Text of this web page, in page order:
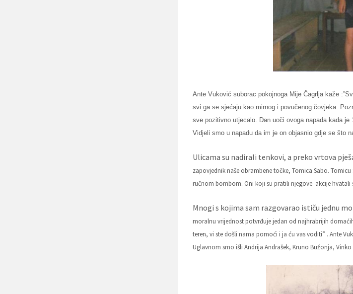
Ante Vuković suborac pokojnoga Mije Čagrlja kaže
svi ga se sjećaju kao mirnog i povučenog čovjeka.
sve pozitivno utjecalo. Dan uoči ovoga napada kada
Vidjeli smo u napadu da im je on objasnio gdje se što
Ulicama su nadirali tenkovi, a preko vrtova
zapovjednik naše obrambene točke, Tomica Sabo.
ručnom bombom. Oni koji su pratili njegove akcije hvatali
Mnogi s kojima sam razgovarao ističu jednu
moralnu vrijednost potvrđuje jedan od najhrabrijih
teren, vi ste došli nama pomoći i ja ću vas voditi” . Ante
Uglavnom smo išli Andrija Andrašek, Kruno Bužonja,